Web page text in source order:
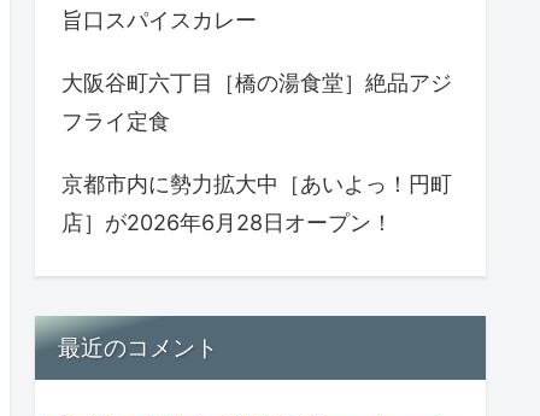
旨口スパイスカレー
大阪谷町六丁目［橋の湯食堂］絶品アジ
フライ定食
京都市内に勢力拡大中［あいよっ！円町
店］が2026年6月28日オープン！
最近のコメント